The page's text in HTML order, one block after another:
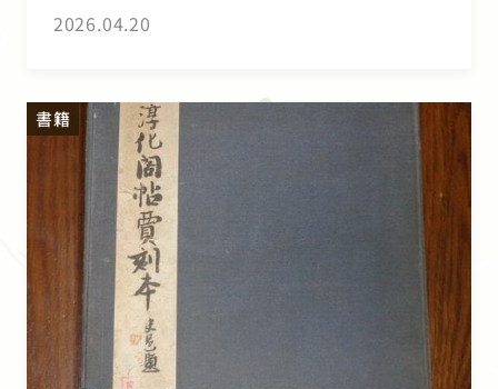
2026.04.20
書籍